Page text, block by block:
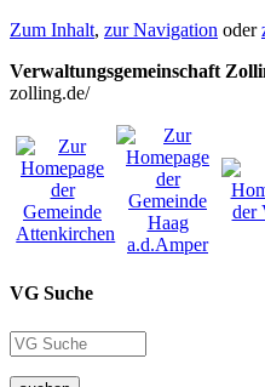
Zum Inhalt, zur Navigation oder
Verwaltungsgemeinschaft
zolling.de/
VG Suche